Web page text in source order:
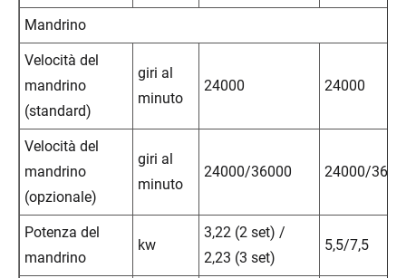
Mandrino
Velocità del
mandrino
(standard)
giri al
minuto
24000 24000
Velocità del
mandrino
(opzionale)
giri al
minuto
24000/36000 24000/
Potenza del
mandrino
kw
3,22 (2 set) /
2,23 (3 set)
5,5/7,5